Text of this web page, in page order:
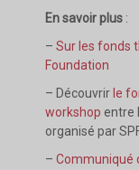
En savoir plus :
– Sur les fonds
Foundation
– Découvrir le
workshop entre
organisé par
– Communiqué